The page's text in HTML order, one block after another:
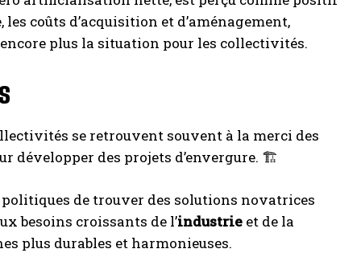
coûts d’acquisition et d’aménagement,
plus la situation pour les collectivités.
se retrouvent souvent à la merci des
développer des projets d’envergure. 🏗️
de trouver des solutions novatrices
besoins croissants de l’industrie et de la
plus durables et harmonieuses.